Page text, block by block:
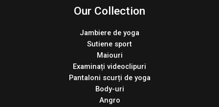
Our Collection
Jambiere de yoga
Sutiene sport
Maiouri
Examinați videoclipuri
Pantaloni scurți de yoga
Body-uri
Angro